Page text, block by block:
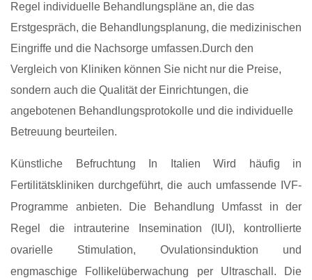
Regel individuelle Behandlungspläne an, die das
Erstgespräch, die Behandlungsplanung, die medizinischen
Eingriffe und die Nachsorge umfassen.Durch den
Vergleich von Kliniken können Sie nicht nur die Preise,
sondern auch die Qualität der Einrichtungen, die
angebotenen Behandlungsprotokolle und die individuelle
Betreuung beurteilen.
Künstliche Befruchtung In Italien Wird häufig in
Fertilitätskliniken durchgeführt, die auch umfassende IVF-
Programme anbieten. Die Behandlung Umfasst in der
Regel die intrauterine Insemination (IUI), kontrollierte
ovarielle Stimulation, Ovulationsinduktion und
engmaschige Follikelüberwachung per Ultraschall. Die